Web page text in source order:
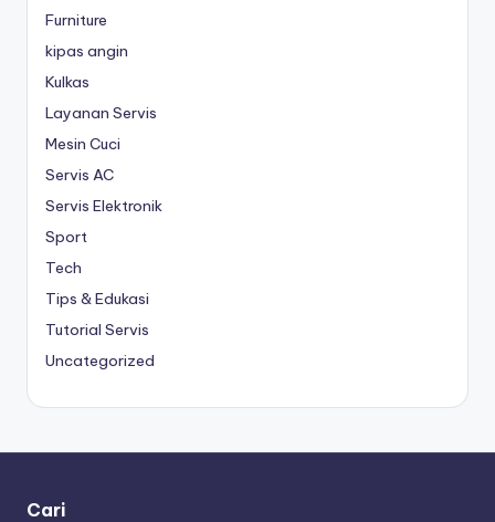
Furniture
kipas angin
Kulkas
Layanan Servis
Mesin Cuci
Servis AC
Servis Elektronik
Sport
Tech
Tips & Edukasi
Tutorial Servis
Uncategorized
Cari